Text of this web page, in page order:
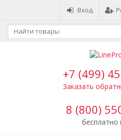
Вход
+7 (499)
Заказать
8 (800)